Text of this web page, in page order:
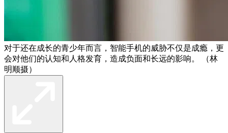
对于还在成长的青少年而言，智能手机的威胁不仅是成瘾，更
会对他们的认知和人格发育，造成负面和长远的影响。 （林
明顺摄）